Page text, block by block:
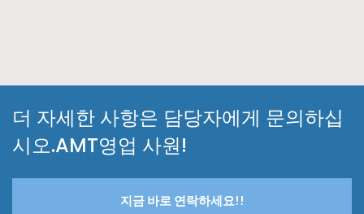
더 자세한 사항은 담당자에게 문의하십
시오.AMT영업 사원!
지금 바로 연락하세요!!